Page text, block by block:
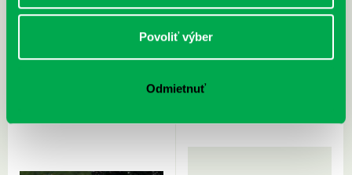
Povoliť výber
Odmietnuť
Rudź, Przemyslaw: Atlas hviezd:
japonskou kuchyňou a etiketou